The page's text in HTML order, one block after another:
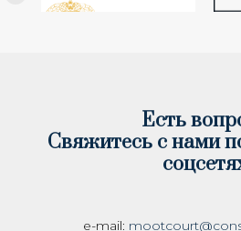
Есть
Свяжитесь с нами
e-mail: